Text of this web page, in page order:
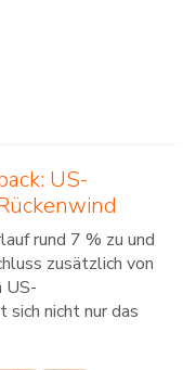
US-
rund 7 % zu und
zusätzlich von
US-
nicht nur das